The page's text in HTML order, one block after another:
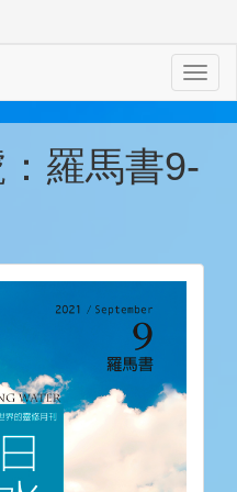
羅馬書9-